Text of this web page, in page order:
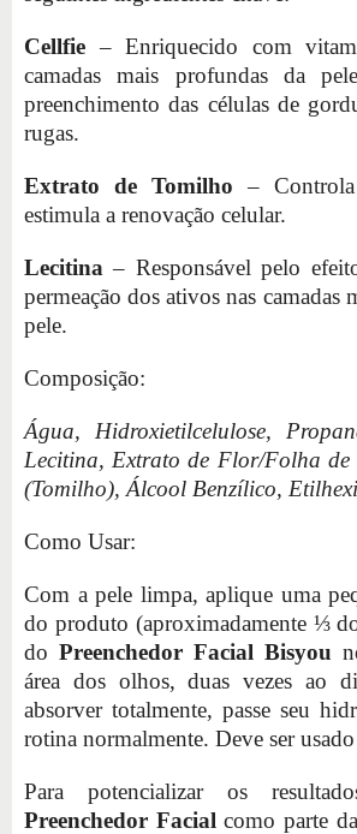
Cellfie – Enriquecido com
camadas mais profundas da
preenchimento das células de
rugas.
Extrato de Tomilho –
estimula a renovação celular.
Lecitina – Responsável pelo
permeação dos ativos nas camadas
pele.
Composição:
Água, Hidroxietilcelulose,
Lecitina, Extrato de Flor/Folha de
(Tomilho), Álcool Benzílico,
Como Usar:
Com a pele limpa, aplique uma
do produto (aproximadamente ⅓
do Preenchedor Facial Bisyou
área dos olhos, duas vezes ao
absorver totalmente, passe seu
rotina normalmente. Deve ser
Para potencializar os
Preenchedor Facial como parte